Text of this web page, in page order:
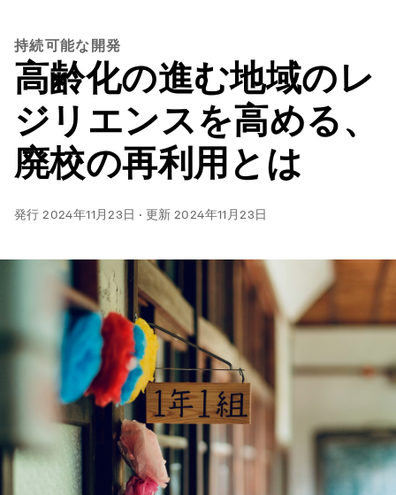
持続可能な開発
高齢化の進む地域のレ
ジリエンスを高める、
廃校の再利用とは
発行2024年11月23日 · 更新2024年11月23日